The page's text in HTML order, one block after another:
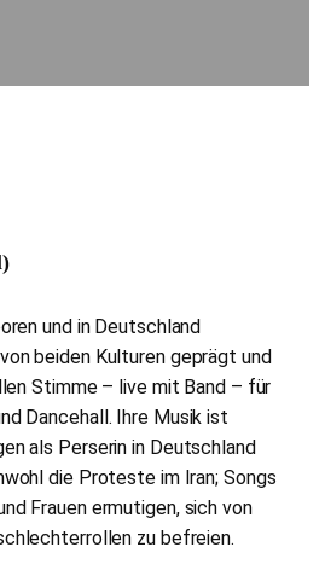
und in Deutschland
beiden Kulturen geprägt und
Stimme – live mit Band – für
Dancehall. Ihre Musik ist
als Perserin in Deutschland
die Proteste im Iran; Songs
Frauen ermutigen, sich von
zu befreien.